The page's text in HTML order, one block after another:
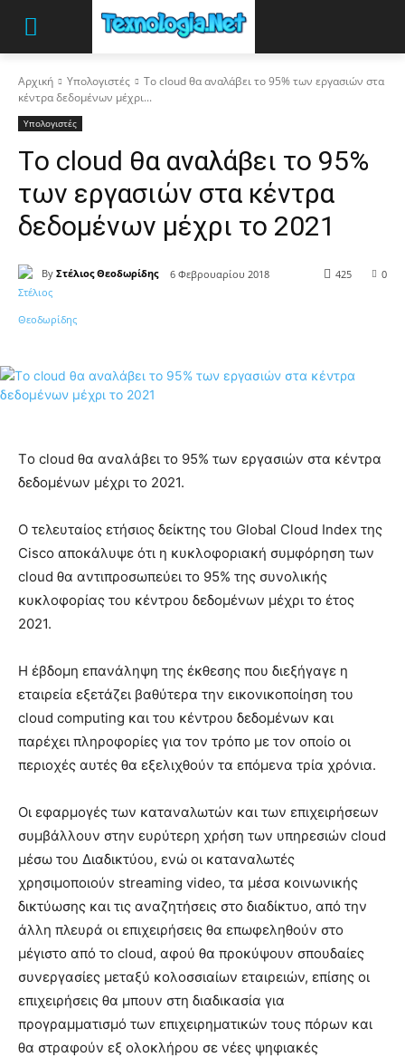
Αρχική Υπολογιστές
Tο cloud θα αναλάβει το 95% των εργασιών στα
κέντρα δεδομένων μέχρι...
Υπολογιστές
Tο cloud θα αναλάβει το 95%
των εργασιών στα κέντρα
δεδομένων μέχρι το 2021
By Στέλιος Θεοδωρίδης 6 Φεβρουαρίου 2018 0
425
Tο cloud θα αναλάβει το 95% των εργασιών στα κέντρα
δεδομένων μέχρι το 2021.
Ο τελευταίος ετήσιος δείκτης του Global Cloud Index της
Cisco αποκάλυψε ότι η κυκλοφοριακή συμφόρηση των
cloud θα αντιπροσωπεύει το 95% της συνολικής
κυκλοφορίας του κέντρου δεδομένων μέχρι το έτος
2021.
Η έβδομη επανάληψη της έκθεσης που διεξήγαγε η
εταιρεία εξετάζει βαθύτερα την εικονικοποίηση του
cloud computing και του κέντρου δεδομένων και
παρέχει πληροφορίες για τον τρόπο με τον οποίο οι
περιοχές αυτές θα εξελιχθούν τα επόμενα τρία χρόνια.
Οι εφαρμογές των καταναλωτών και των επιχειρήσεων
συμβάλλουν στην ευρύτερη χρήση των υπηρεσιών cloud
μέσω του Διαδικτύου, ενώ οι καταναλωτές
χρησιμοποιούν streaming video, τα μέσα κοινωνικής
δικτύωσης και τις αναζητήσεις στο διαδίκτυο, από την
άλλη πλευρά οι επιχειρήσεις θα επωφεληθούν στο
μέγιστο από το cloud, αφού θα προκύψουν σπουδαίες
συνεργασίες μεταξύ κολοσσιαίων εταιρειών, επίσης οι
επιχειρήσεις θα μπουν στη διαδικασία για
προγραμματισμό των επιχειρηματικών τους πόρων και
θα στραφούν εξ ολοκλήρου σε νέες ψηφιακές